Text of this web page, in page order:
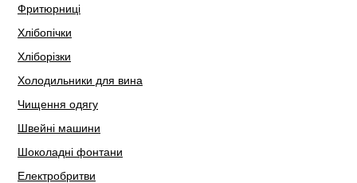
Фритюрниці
Хлібопічки
Хліборізки
Холодильники для вина
Чищення одягу
Швейні машини
Шоколадні фонтани
Електробритви